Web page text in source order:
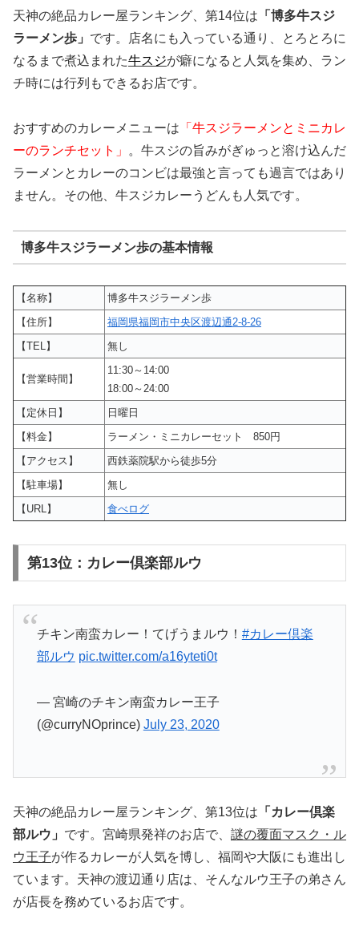
天神の絶品カレー屋ランキング、第14位は 「博多牛スジ
ラーメン歩」 です。店名にも入っている通り、とろとろに
なるまで煮込まれた牛スジが癖になると人気を集め、ラン
チ時には行列もできるお店です。
おすすめのカレーメニューは 「牛スジラーメンとミニカレ
ーのランチセット」
。牛スジの旨みがぎゅっと溶け込んだ
ラーメンとカレーのコンビは最強と言っても過言ではあり
ません。その他、牛スジカレーうどんも人気です。
博多牛スジラーメン歩の基本情報
【名称】
博多牛スジラーメン歩
【住所】
福岡県福岡市中央区渡辺通2-8-26
【TEL】
無し
【営業時間】
11:30～14:00
18:00～24:00
【定休日】
日曜日
【料金】
ラーメン・ミニカレーセット 850円
【アクセス】
西鉄薬院駅から徒歩5分
【駐車場】
無し
【URL】
食べログ
第13位：カレー倶楽部ルウ
チキン南蛮カレー！てげうまルウ！ #カレー倶楽
部ルウ pic.twitter.com/a16yteti0t
— 宮崎のチキン南蛮カレー王子
(@curryNOprince) July 23, 2020
天神の絶品カレー屋ランキング、第13位は 「カレー倶楽
部ルウ」 です。宮崎県発祥のお店で、 謎の覆面マスク・ル
ウ王子が作るカレーが人気を博し、福岡や大阪にも進出し
ています。天神の渡辺通り店は、そんなルウ王子の弟さん
が店長を務めているお店です。